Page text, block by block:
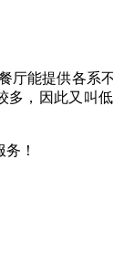
厅能提供各系
，因此又叫
！